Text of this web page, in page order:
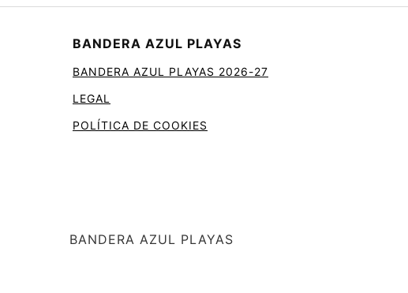
BANDERA AZUL PLAYAS
BANDERA AZUL PLAYAS 2026-27
LEGAL
POLÍTICA DE COOKIES
BANDERA AZUL PLAYAS